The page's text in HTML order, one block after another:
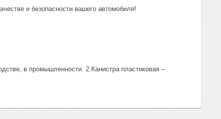
и безопасности вашего автомобиля!
в промышленности. 2.Канистра пластиковая –